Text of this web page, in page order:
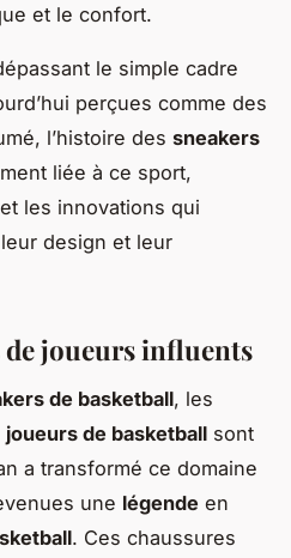
et le confort.
le simple cadre
perçues comme des
l’histoire des sneakers
liée à ce sport,
les innovations qui
design et leur
de joueurs influents
de basketball, les
joueurs de basketball sont
a transformé ce domaine
une légende en
. Ces chaussures